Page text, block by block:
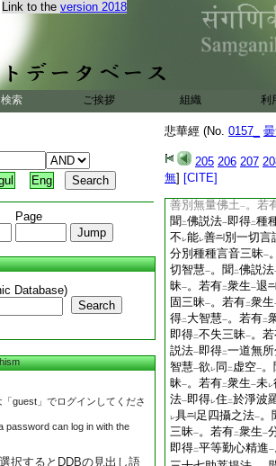
Link to the version 2018
検索 ご挨拶 組織 利
Eng
Page
Database)
Search
guest」でログインしてくださ
password can log in with the
択するとDDBの見出し語
悲華經 (No. 0157_
205 206 207
無] [CITE]
。若有二衆生一不レ
。若有 衆生
佛説法一即知二 利鈍一
。聞 佛説法
解了分別諸身
。若
佛説法
不眴
別諸縁
一 。聞 二 佛説法
衆生 於 轉法輪 心
轉法輪一得二心清淨 一
行
一。聞二佛説法
生
一佛世界
善別無量佛土一。若
聞 二佛説法一即得二種
不 レ能レ善
別一切言
分別種種言音三昧一
切智慧一。聞 二佛説法
昧一。若有二衆生一退
固三昧一。若有二衆生
得二 大智慧一。若有二
即得二不失三昧一。
説法一即得二一道無
智慧一欲 レ 同 二 虚空一。
昧一。若有二衆生一未レ
法一即得レ住 二於淨波
レ具 足四攝之法一。
三昧一。若有二衆生一
即得二平等勤心精進一